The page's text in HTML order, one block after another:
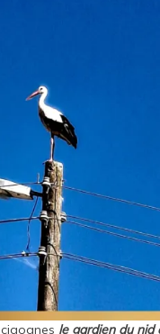
le gardien du nid